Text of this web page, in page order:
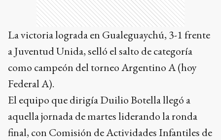
La victoria lograda en Gualeguaychú, 3-1 frente
a Juventud Unida, selló el salto de categoría
como campeón del torneo Argentino A (hoy
Federal A).
El equipo que dirigía Duilio Botella llegó a
aquella jornada de martes liderando la ronda
final, con Comisión de Actividades Infantiles de